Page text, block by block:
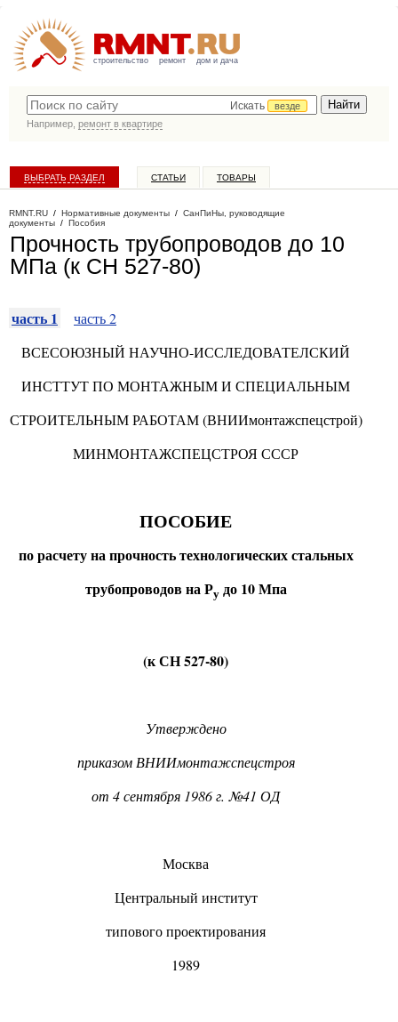
строительство ремонт дом и дача
Искать
везде
Например, ремонт в квартире
ВЫБРАТЬ РАЗДЕЛ СТАТЬИ ТОВАРЫ
RMNT.RU / Нормативные документы / СанПиНы, руководящие
документы / Пособия
Прочность трубопроводов до 10
МПа (к СН 527-80)
часть 1
часть 2
ВСЕСОЮЗНЫЙ НАУЧНО-ИССЛЕДОВАТЕЛСКИЙ
ИНСТТУТ ПО МОНТАЖНЫМ И СПЕЦИАЛЬНЫМ
СТРОИТЕЛЬНЫМ РАБОТАМ (ВНИИмонтажспецстрой)
МИНМОНТАЖСПЕЦСТРОЯ СССР
ПОСОБИЕ
по расчету на прочность технологических стальных
трубопроводов на Рудо 10 Мпа
(к СН 527-80)
Утверждено
приказом ВНИИмонтажспецстроя
от 4 сентября 1986 г. №41 ОД
Москва
Центральный институт
типового проектирования
1989